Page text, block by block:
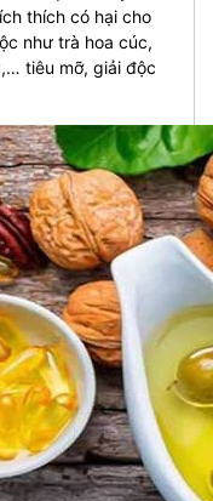
thích có hại cho
như trà hoa cúc,
tiêu mỡ, giải độc